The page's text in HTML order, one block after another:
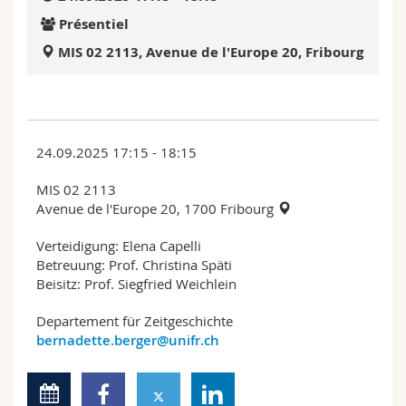
Interfacultaire
Collaborateurs
Doctorants
Webmail
Programme des cours
Présentiel
MIS 02 2113, Avenue de l'Europe 20, Fribourg
24.09.2025 17:15 - 18:15
MIS 02 2113
Avenue de l'Europe 20, 1700 Fribourg
Verteidigung: Elena Capelli
Betreuung: Prof. Christina Späti
Beisitz: Prof. Siegfried Weichlein
Departement für Zeitgeschichte
bernadette.berger@unifr.ch